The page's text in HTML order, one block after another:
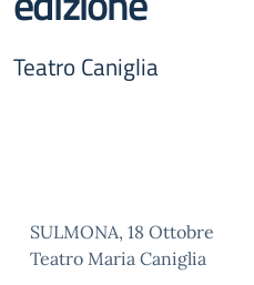
Teatro Caniglia
SULMONA, 18 Ottobre
Teatro Maria Caniglia